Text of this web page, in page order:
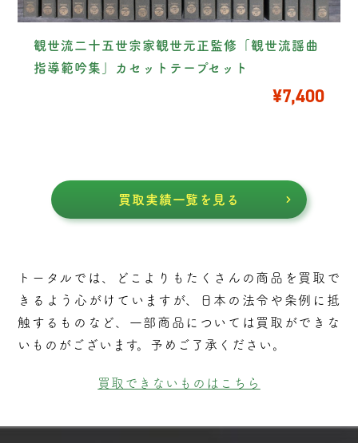
観世流二十五世宗家観世元正監修「観世流謡曲
指導範吟集」カセットテープセット
¥7,400
買取実績一覧を見る
トータルでは、どこよりもたくさんの商品を買取で
きるよう⼼がけていますが、⽇本の法令や条例に抵
触するものなど、⼀部商品については買取ができな
いものがございます。予めご了承ください。
買取できないものはこちら